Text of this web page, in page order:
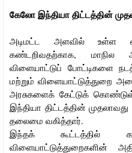
கேலோ இந்தியா திட்டத்தின்
அடிமட்ட அளவில் உள்ள
கண்டறிவதற்காக,
விளையாட்டுப் போட்டிகளை
மற்றும் விளையாட்டுத்துறை
அரசுகளைக் கேட்டுக்
இந்தியா திட்டத்தின்
தலைமை வகித்தார்.
இந்தக் கூட்டத்தில்
விளையாட்டுத்துறைகளின்